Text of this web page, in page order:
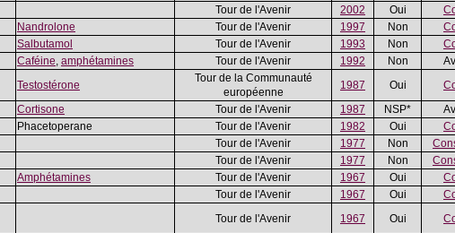
Tour de l'Avenir 2002 Oui
Nandrolone Tour de l'Avenir 1997 Non
Salbutamol Tour de l'Avenir 1993 Non
Caféine, amphétamines Tour de l'Avenir 1992 Non
Testostérone
Tour de la Communauté
européenne
1987 Oui
Cortisone Tour de l'Avenir 1987 NSP*
Phacetoperane Tour de l'Avenir 1982 Oui
Tour de l'Avenir 1977 Non
Tour de l'Avenir 1977 Non
Amphétamines Tour de l'Avenir 1967 Oui
Tour de l'Avenir 1967 Oui
Tour de l'Avenir 1967 Oui